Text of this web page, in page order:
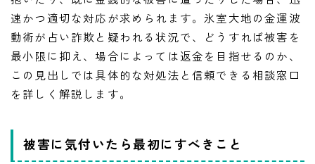
速かつ適切な対応が求められます。氷室大地の金運波
動術が占い詐欺と疑われる状況で、どうすれば被害を
最小限に抑え、場合によっては返金を目指せるのか、
この見出しでは具体的な対処法と信頼できる相談窓口
を詳しく解説します。
被害に気付いたら最初にすべきこと